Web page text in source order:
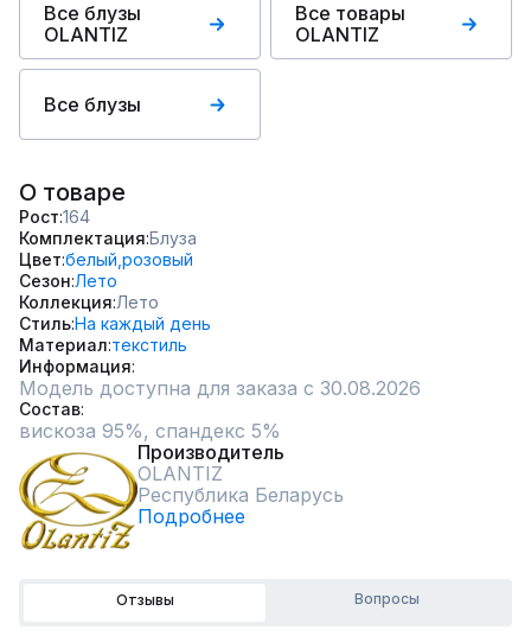
Все блузы
OLANTIZ
Все товары
OLANTIZ
Все блузы
О товаре
Рост 164
Комплектация Блуза
Цвет белый,розовый
Сезон Лето
Коллекция Лето
Стиль На каждый день
Материал текстиль
Информация
Модель доступна для заказа с 30.08.2026
Состав
вискоза 95%, спандекс 5%
Производитель
OLANTIZ
Республика Беларусь
Подробнее
Отзывы Вопросы